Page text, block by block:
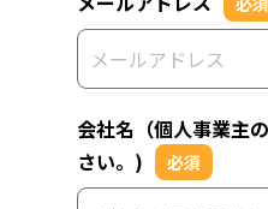
会社名（個人事業主
さい。)
必須